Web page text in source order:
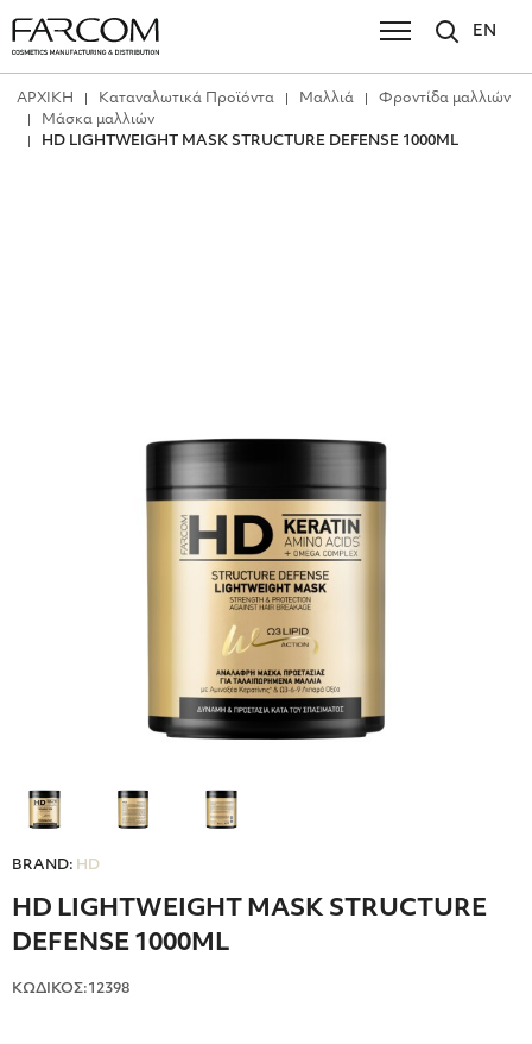
EN
ΑΡΧΙΚΗ Καταναλωτικά Προϊόντα Μαλλιά
Φροντίδα μαλλιών
Μάσκα μαλλιών
HD LIGHTWEIGHT MASK STRUCTURE DEFENSE 1000ML
BRAND: HD
HD LIGHTWEIGHT MASK STRUCTURE
DEFENSE 1000ML
ΚΩΔΙΚΟΣ:12398